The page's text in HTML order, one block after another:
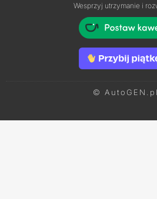
Wesprzyj utrzymanie i
© AutoGEN.pl